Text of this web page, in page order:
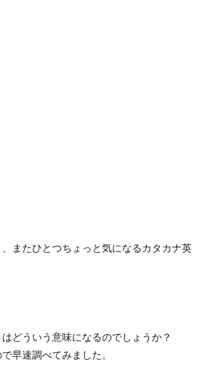
またひとつちょっと気になるカタカナ英
どういう意味になるのでしょうか？
早速調べてみました。